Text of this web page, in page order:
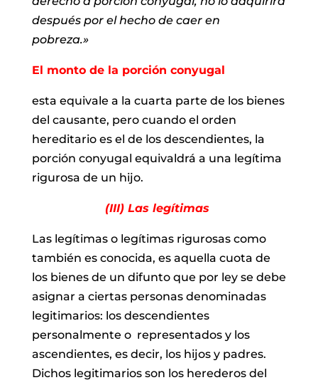
después por el hecho de caer en
pobreza.»
El monto de la porción conyugal
esta equivale a la cuarta parte de los bienes
del causante, pero cuando el orden
hereditario es el de los descendientes, la
porción conyugal equivaldrá a una legítima
rigurosa de un hijo.
(III) Las legítimas
Las legítimas o legítimas rigurosas como
también es conocida, es aquella cuota de
los bienes de un difunto que por ley se debe
asignar a ciertas personas denominadas
legitimarios: los descendientes
personalmente o representados y los
ascendientes, es decir, los hijos y padres.
Dichos legitimarios son los herederos del